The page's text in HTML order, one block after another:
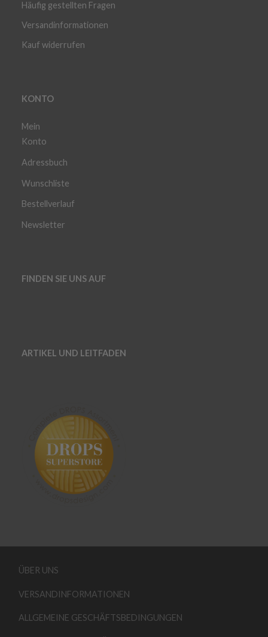
Häufig gestellten Fragen
Versandinformationen
Kauf widerrufen
KONTO
Mein
Konto
Adressbuch
Wunschliste
Bestellverlauf
Newsletter
FINDEN SIE UNS AUF
ARTIKEL UND LEITFADEN
ÜBER UNS
VERSANDINFORMATIONEN
ALLGEMEINE GESCHÄFTSBEDINGUNGEN